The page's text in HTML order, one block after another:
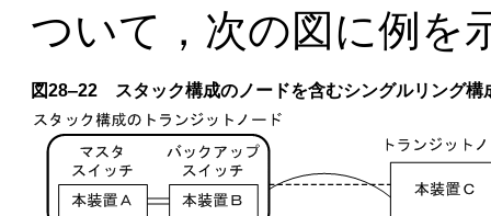
ついて，次の図に例を
図28‒22 スタック構成のノードを含むシングルリング構